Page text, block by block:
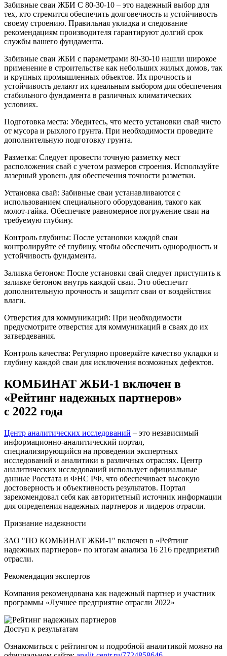
Забивные сваи ЖБИ С 80-30-10 – это надежный выбор для
тех, кто стремится обеспечить долговечность и устойчивость
своему строению. Правильная укладка и следование
рекомендациям производителя гарантируют долгий срок
службы вашего фундамента.
Забивные сваи ЖБИ с параметрами 80-30-10 нашли широкое
применение в строительстве как небольших жилых домов, так
и крупных промышленных объектов. Их прочность и
устойчивость делают их идеальным выбором для обеспечения
стабильного фундамента в различных климатических
условиях.
Подготовка места: Убедитесь, что место установки свай чисто
от мусора и рыхлого грунта. При необходимости проведите
дополнительную подготовку грунта.
Разметка: Следует провести точную разметку мест
расположения свай с учетом размеров строения. Используйте
лазерный уровень для обеспечения точности разметки.
Установка свай: Забивные сваи устанавливаются с
использованием специального оборудования, такого как
молот-гайка. Обеспечьте равномерное погружение сваи на
требуемую глубину.
Контроль глубины: После установки каждой сваи
контролируйте её глубину, чтобы обеспечить однородность и
устойчивость фундамента.
Заливка бетоном: После установки свай следует приступить к
заливке бетоном внутрь каждой сваи. Это обеспечит
дополнительную прочность и защитит сваи от воздействия
влаги.
Отверстия для коммуникаций: При необходимости
предусмотрите отверстия для коммуникаций в сваях до их
затвердевания.
Контроль качества: Регулярно проверяйте качество укладки и
глубину каждой сваи для исключения возможных дефектов.
КОМБИНАТ ЖБИ-1 включен в
«Рейтинг надежных партнеров»
с 2022 года
Центр аналитических исследований – это независимый
информационно-аналитический портал,
специализирующийся на проведении экспертных
исследований и аналитики в различных отраслях. Центр
аналитических исследований использует официальные
данные Росстата и ФНС РФ, что обеспечивает высокую
достоверность и объективность результатов. Портал
зарекомендовал себя как авторитетный источник информации
для определения надежных партнеров и лидеров отрасли.
Признание надежности
ЗАО "ПО КОМБИНАТ ЖБИ-1" включен в «Рейтинг
надежных партнеров» по итогам анализа 16 216 предприятий
отрасли.
Рекомендация экспертов
Компания рекомендована как надежный партнер и участник
программы «Лучшее предприятие отрасли 2022»
Доступ к результатам
Ознакомиться с рейтингом и подробной аналитикой можно на